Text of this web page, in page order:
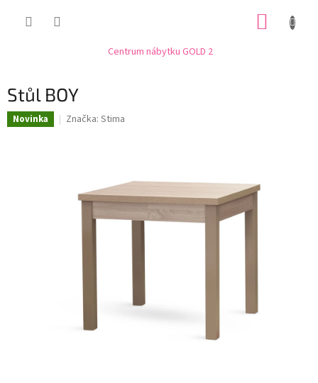
Centrum nábytku GOLD 2
Stůl BOY
Novinka Značka: Stima